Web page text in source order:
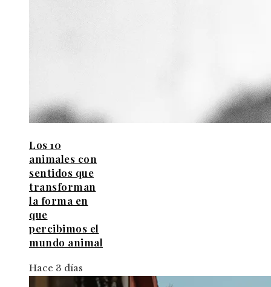
Los 10
animales con
sentidos que
transforman
la forma en
que
percibimos el
mundo animal
Hace 3 días